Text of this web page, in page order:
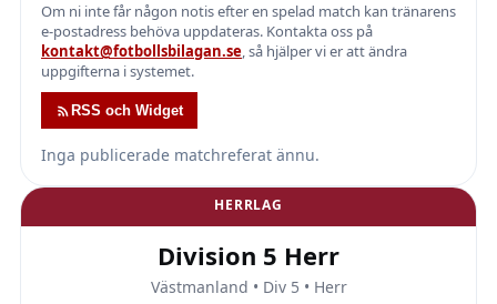
Om ni inte får någon notis efter en spelad match kan tränarens
e-postadress behöva uppdateras. Kontakta oss på
kontakt@fotbollsbilagan.se, så hjälper vi er att ändra
uppgifterna i systemet.
RSS och Widget
Inga publicerade matchreferat ännu.
HERRLAG
Division 5 Herr
Västmanland • Div 5 • Herr